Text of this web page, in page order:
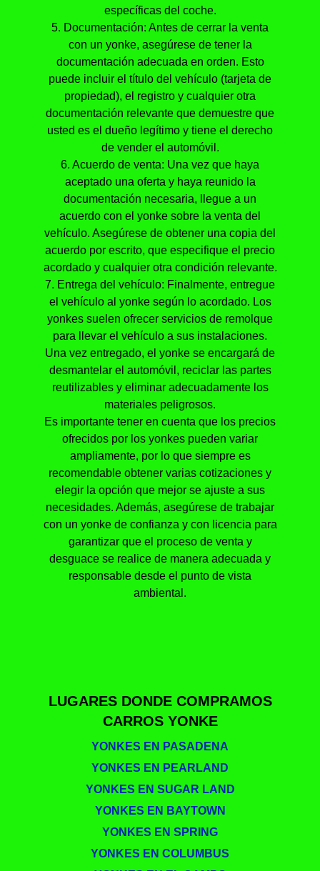
específicas del coche.
5. Documentación: Antes de cerrar la venta
con un yonke, asegúrese de tener la
documentación adecuada en orden. Esto
puede incluir el título del vehículo (tarjeta de
propiedad), el registro y cualquier otra
documentación relevante que demuestre que
usted es el dueño legítimo y tiene el derecho
de vender el automóvil.
6. Acuerdo de venta: Una vez que haya
aceptado una oferta y haya reunido la
documentación necesaria, llegue a un
acuerdo con el yonke sobre la venta del
vehículo. Asegúrese de obtener una copia del
acuerdo por escrito, que especifique el precio
acordado y cualquier otra condición relevante.
7. Entrega del vehículo: Finalmente, entregue
el vehículo al yonke según lo acordado. Los
yonkes suelen ofrecer servicios de remolque
para llevar el vehículo a sus instalaciones.
Una vez entregado, el yonke se encargará de
desmantelar el automóvil, reciclar las partes
reutilizables y eliminar adecuadamente los
materiales peligrosos.
Es importante tener en cuenta que los precios
ofrecidos por los yonkes pueden variar
ampliamente, por lo que siempre es
recomendable obtener varias cotizaciones y
elegir la opción que mejor se ajuste a sus
necesidades. Además, asegúrese de trabajar
con un yonke de confianza y con licencia para
garantizar que el proceso de venta y
desguace se realice de manera adecuada y
responsable desde el punto de vista
ambiental.
LUGARES DONDE COMPRAMOS
CARROS YONKE
YONKES EN PASADENA
YONKES EN PEARLAND
YONKES EN SUGAR LAND
YONKES EN BAYTOWN
YONKES EN SPRING
YONKES EN COLUMBUS